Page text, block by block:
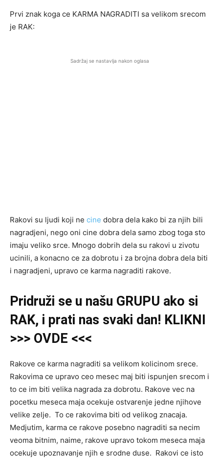
Prvi znak koga ce KARMA NAGRADITI sa velikom srecom
je RAK:
Sadržaj se nastavlja nakon oglasa
Rakovi su ljudi koji ne cine dobra dela kako bi za njih bili
nagradjeni, nego oni cine dobra dela samo zbog toga sto
imaju veliko srce. Mnogo dobrih dela su rakovi u zivotu
ucinili, a konacno ce za dobrotu i za brojna dobra dela biti
i nagradjeni, upravo ce karma nagraditi rakove.
Pridruži se u našu GRUPU ako si
RAK, i prati nas svaki dan! KLIKNI
>>> OVDE <<<
Rakove ce karma nagraditi sa velikom kolicinom srece.
Rakovima ce upravo ceo mesec maj biti ispunjen srecom i
to ce im biti velika nagrada za dobrotu. Rakove vec na
pocetku meseca maja ocekuje ostvarenje jedne njihove
velike zelje. To ce rakovima biti od velikog znacaja.
Medjutim, karma ce rakove posebno nagraditi sa necim
veoma bitnim, naime, rakove upravo tokom meseca maja
ocekuje upoznavanje njih e srodne duse. Rakovi ce isto